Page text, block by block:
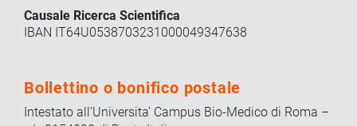
Causale Ricerca Scientifica
IBAN IT64U0538703231000049347638
Bollettino o bonifico postale
Intestato all’Universita' Campus Bio-Medico di Roma –